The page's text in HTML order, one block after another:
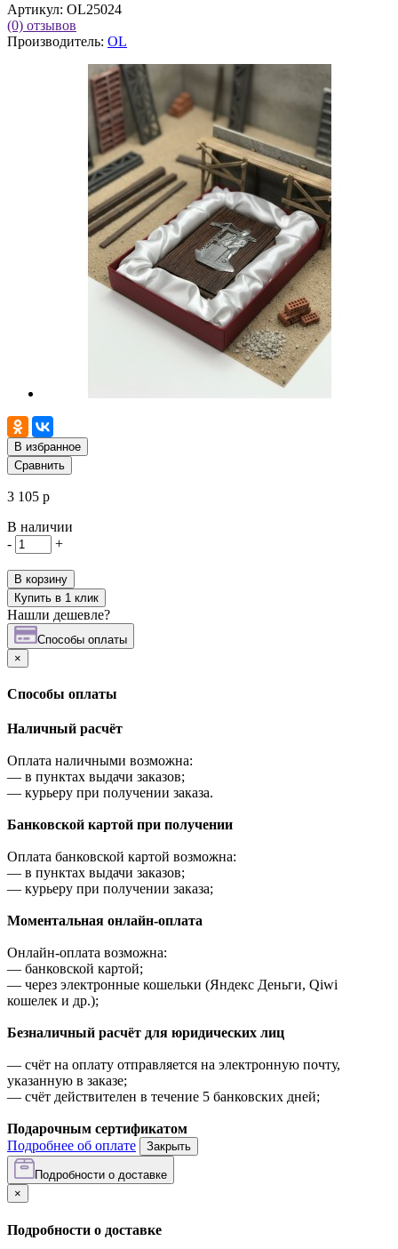
Артикул: OL25024
(0) отзывов
Производитель: OL
В избранное
Сравнить
3 105 р
В наличии
-
+
В корзину
Купить в 1 клик
Нашли дешевле?
Cпособы оплаты
×
Cпособы оплаты
Наличный расчёт
Оплата наличными возможна:
— в пунктах выдачи заказов;
— курьеру при получении заказа.
Банковской картой при получении
Оплата банковской картой возможна:
— в пунктах выдачи заказов;
— курьеру при получении заказа;
Моментальная онлайн-оплата
Онлайн-оплата возможна:
— банковской картой;
— через электронные кошельки (Яндекс Деньги, Qiwi
кошелек и др.);
Безналичный расчёт для юридических лиц
— счёт на оплату отправляется на электронную почту,
указанную в заказе;
— счёт действителен в течение 5 банковских дней;
Подарочным сертификатом
Подробнее об оплате
Закрыть
Подробности о доставке
×
Подробности о доставке